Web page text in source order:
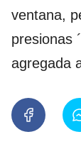
ventana,
presionas
agregada